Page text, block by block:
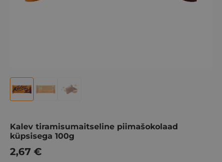
Kalev tiramisumaitseline piimašokolaad
küpsisega 100g
2,67 €